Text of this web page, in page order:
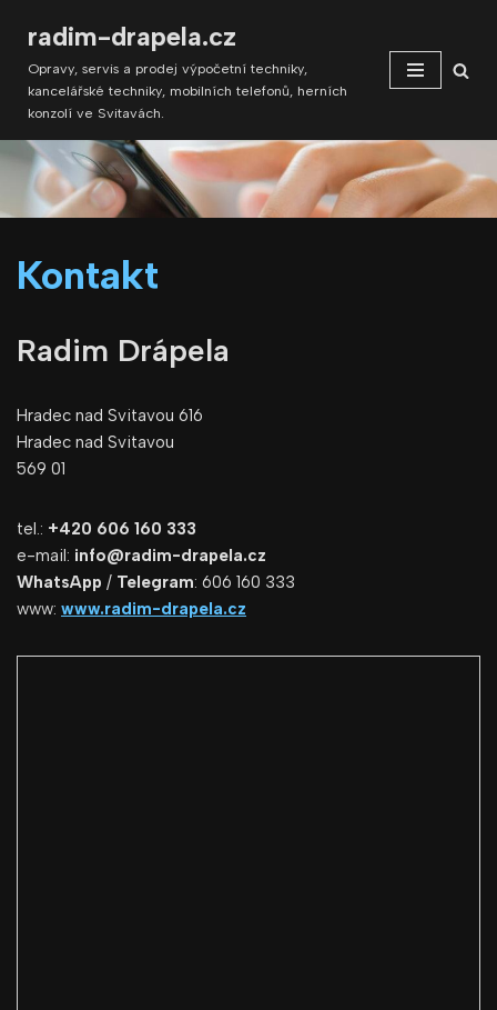
Přeskočit
na
obsah
radim-drapela.cz
Opravy, servis a prodej výpočetní techniky,
kancelářské techniky, mobilních telefonů, herních
konzolí ve Svitavách.
Kontakt
Radim Drápela
Hradec nad Svitavou 616
Hradec nad Svitavou
569 01
tel.: +420 606 160 333
e-mail: info@radim-drapela.cz
WhatsApp / Telegram: 606 160 333
www: www.radim-drapela.cz